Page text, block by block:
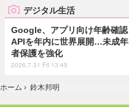
デジタル生活
Google、アプリ向け年齢確認
APIを年内に世界展開…未成年
者保護を強化
2026.7.31 Fri 13:45
ホーム › 鈴木邦明